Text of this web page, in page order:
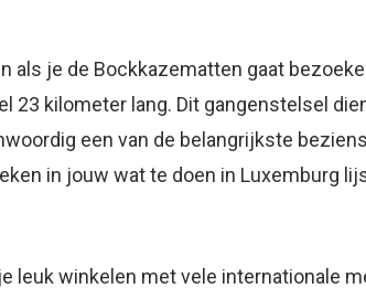
als je de Bockkazematten gaat
23 kilometer lang. Dit gangenstelsel
een van de belangrijkste
in jouw wat te doen in Luxemburg
leuk winkelen met vele internationale